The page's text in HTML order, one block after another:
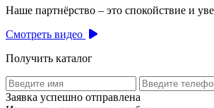
Наше партнёрство – это спокойствие и
Смотреть видео
Получить каталог
Заявка успешно отправлена